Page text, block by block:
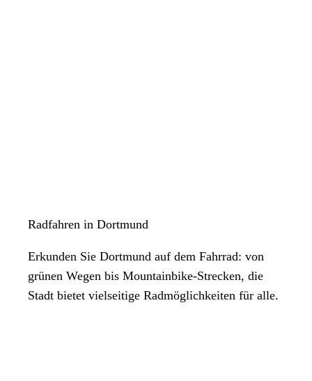
Radfahren in Dortmund
Erkunden Sie Dortmund auf dem Fahrrad: von
grünen Wegen bis Mountainbike-Strecken, die
Stadt bietet vielseitige Radmöglichkeiten für alle.